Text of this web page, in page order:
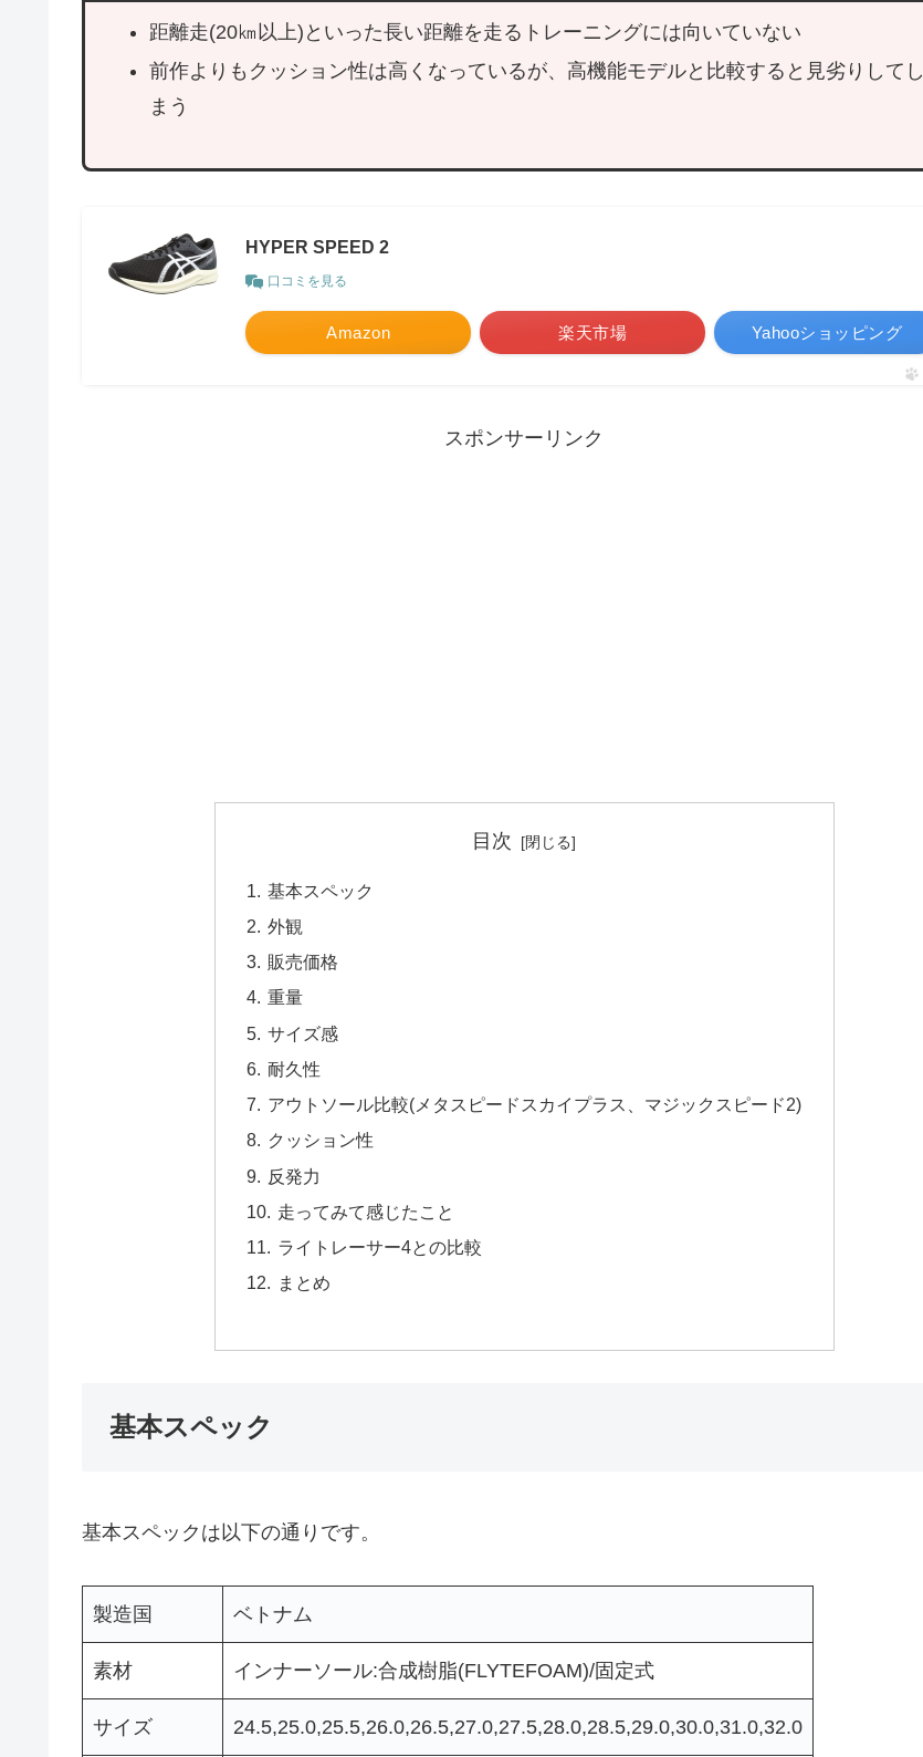
距離走(20㎞以上)といった長い距離を走るトレーニングには向いていない
前作よりもクッション性は高くなっているが、高機能モデルと比較すると見劣りしてし
まう
HYPER SPEED 2
口コミを見る
Amazon 楽天市場 Yahooショッピング
スポンサーリンク
目次
基本スペック
外観
販売価格
重量
サイズ感
耐久性
アウトソール比較(メタスピードスカイプラス、マジックスピード2)
クッション性
反発力
走ってみて感じたこと
ライトレーサー4との比較
まとめ
基本スペック
基本スペックは以下の通りです。
製造国 ベトナム
素材 インナーソール:合成樹脂(FLYTEFOAM)/固定式
サイズ 24.5,25.0,25.5,26.0,26.5,27.0,27.5,28.0,28.5,29.0,30.0,31.0,32.0